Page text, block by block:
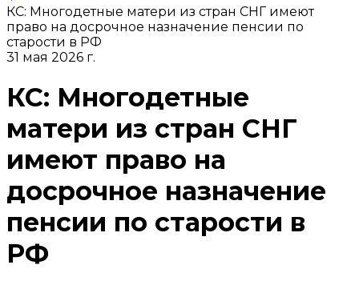
КС: Многодетные матери из стран СНГ имеют
право на досрочное назначение пенсии по
старости в РФ
31 мая 2026 г.
КС: Многодетные
матери из стран СНГ
имеют право на
досрочное назначение
пенсии по старости в
РФ